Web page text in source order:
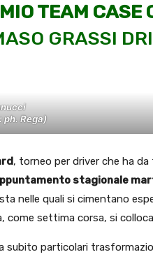
TEAM CASE
GRASSI
Rega)
, torneo per driver che ha
stagionale
nelle quali si cimentano
come settima corsa, si
subito particolari